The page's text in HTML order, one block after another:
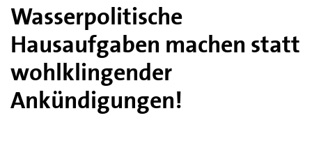
Wasserpolitische
Hausaufgaben machen statt
wohlklingender
Ankündigungen!